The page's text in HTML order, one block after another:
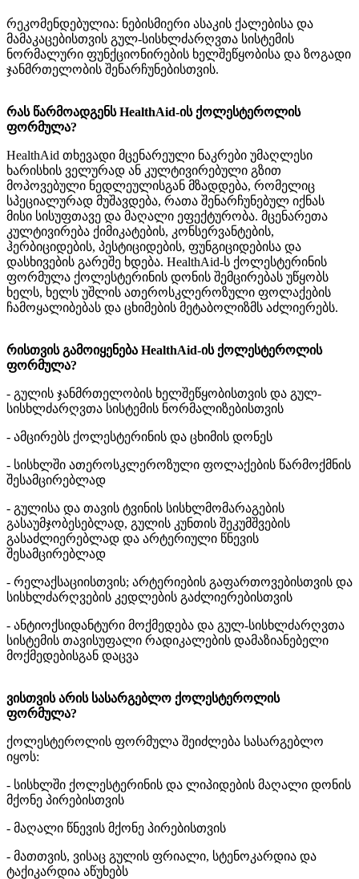
რეკომენდებულია: ნებისმიერი ასაკის ქალებისა და
მამაკაცებისთვის გულ-სისხლძარღვთა სისტემის
ნორმალური ფუნქციონირების ხელშეწყობისა და ზოგადი
ჯანმრთელობის შენარჩუნებისთვის.
რას წარმოადგენს HealthAid-ის ქოლესტეროლის
ფორმულა?
HealthAid თხევადი მცენარეული ნაკრები უმაღლესი
ხარისხის ველურად ან კულტივირებული გზით
მოპოვებული ნედლეულისგან მზადდება, რომელიც
სპეციალურად მუშავდება, რათა შენარჩუნებულ იქნას
მისი სისუფთავე და მაღალი ეფექტურობა. მცენარეთა
კულტივირება ქიმიკატების, კონსერვანტების,
ჰერბიციდების, პესტიციდების, ფუნგიციდებისა და
დასხივების გარეშე ხდება. HealthAid-ს ქოლესტერინის
ფორმულა ქოლესტერინის დონის შემცირებას უწყობს
ხელს, ხელს უშლის ათეროსკლეროზული ფოლაქების
ჩამოყალიბებას და ცხიმების მეტაბოლიზმს აძლიერებს.
რისთვის გამოიყენება HealthAid-ის ქოლესტეროლის
ფორმულა?
- გულის ჯანმრთელობის ხელშეწყობისთვის და გულ-
სისხლძარღვთა სისტემის ნორმალიზებისთვის
- ამცირებს ქოლესტერინის და ცხიმის დონეს
- სისხლში ათეროსკლეროზული ფოლაქების წარმოქმნის
შესამცირებლად
- გულისა და თავის ტვინის სისხლმომარაგების
გასაუმჯობესებლად, გულის კუნთის შეკუმშვების
გასაძლიერებლად და არტერიული წნევის
შესამცირებლად
- რელაქსაციისთვის; არტერიების გაფართოვებისთვის და
სისხლძარღვების კედლების გაძლიერებისთვის
- ანტიოქსიდანტური მოქმედება და გულ-სისხლძარღვთა
სისტემის თავისუფალი რადიკალების დამაზიანებელი
მოქმედებისგან დაცვა
ვისთვის არის სასარგებლო ქოლესტეროლის
ფორმულა?
ქოლესტეროლის ფორმულა შეიძლება სასარგებლო
იყოს:
- სისხლში ქოლესტერინის და ლიპიდების მაღალი დონის
მქონე პირებისთვის
- მაღალი წნევის მქონე პირებისთვის
- მათთვის, ვისაც გულის ფრიალი, სტენოკარდია და
ტაქიკარდია აწუხებს